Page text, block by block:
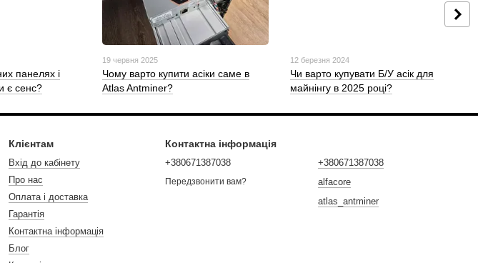
панелях і
є сенс?
19 червня 2025
Чому варто купити асіки саме в
Atlas Antminer?
12 березня 2024
Чи варто купувати Б/У асік для
майнінгу в 2025 році?
Клієнтам
Вхід до кабінету
Про нас
Оплата і доставка
Гарантія
Контактна інформація
Блог
Контактна інформація
+380671387038
Передзвонити вам?
+380671387038
alfacore
atlas_antminer